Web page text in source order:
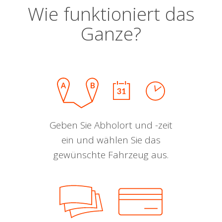
Wie funktioniert das
Ganze?
Geben Sie Abholort und -zeit
ein und wählen Sie das
gewünschte Fahrzeug aus.